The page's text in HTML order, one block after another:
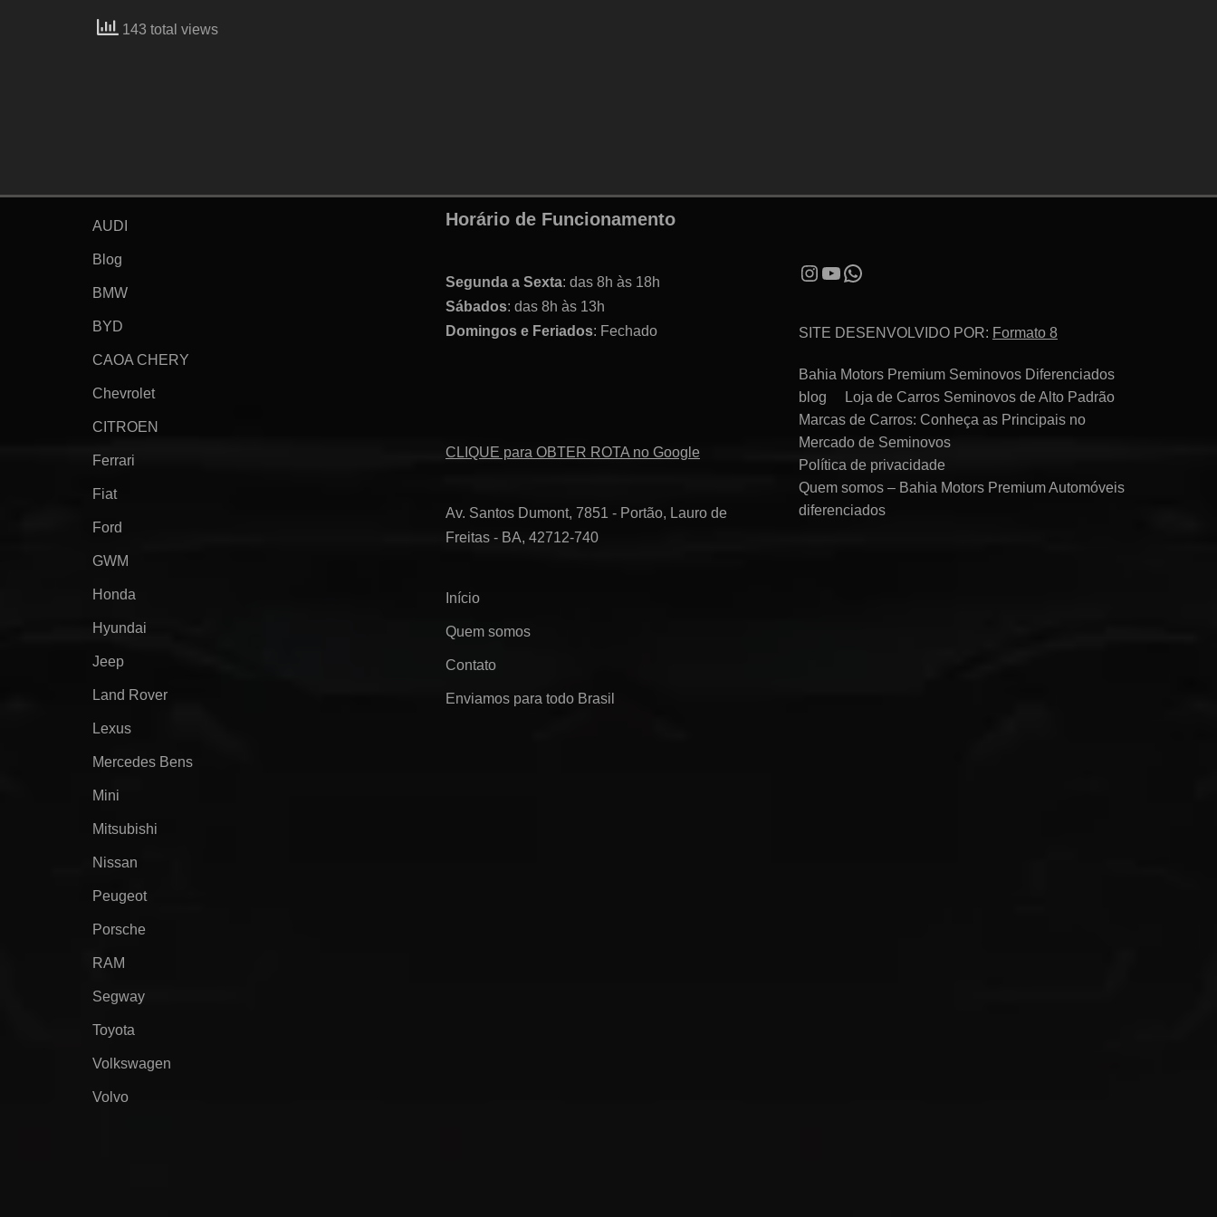
143 total views
AUDI
Blog
BMW
BYD
CAOA CHERY
Chevrolet
CITROEN
Ferrari
Fiat
Ford
GWM
Honda
Hyundai
Jeep
Land Rover
Lexus
Mercedes Bens
Mini
Mitsubishi
Nissan
Peugeot
Porsche
RAM
Segway
Toyota
Volkswagen
Volvo
Horário de Funcionamento
Segunda a Sexta: das 8h às 18h
Sábados: das 8h às 13h
Domingos e Feriados: Fechado
CLIQUE para OBTER ROTA no Google
Av. Santos Dumont, 7851 - Portão, Lauro de
Freitas - BA, 42712-740
Início
Quem somos
Contato
Enviamos para todo Brasil
SITE DESENVOLVIDO POR: Formato 8
Bahia Motors Premium Seminovos Diferenciados
blog
Loja de Carros Seminovos de Alto Padrão
Marcas de Carros: Conheça as Principais no
Mercado de Seminovos
Política de privacidade
Quem somos – Bahia Motors Premium Automóveis
diferenciados